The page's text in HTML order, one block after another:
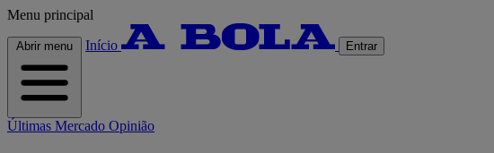
Menu principal
Abrir menu Início Entrar
Últimas Mercado Opinião